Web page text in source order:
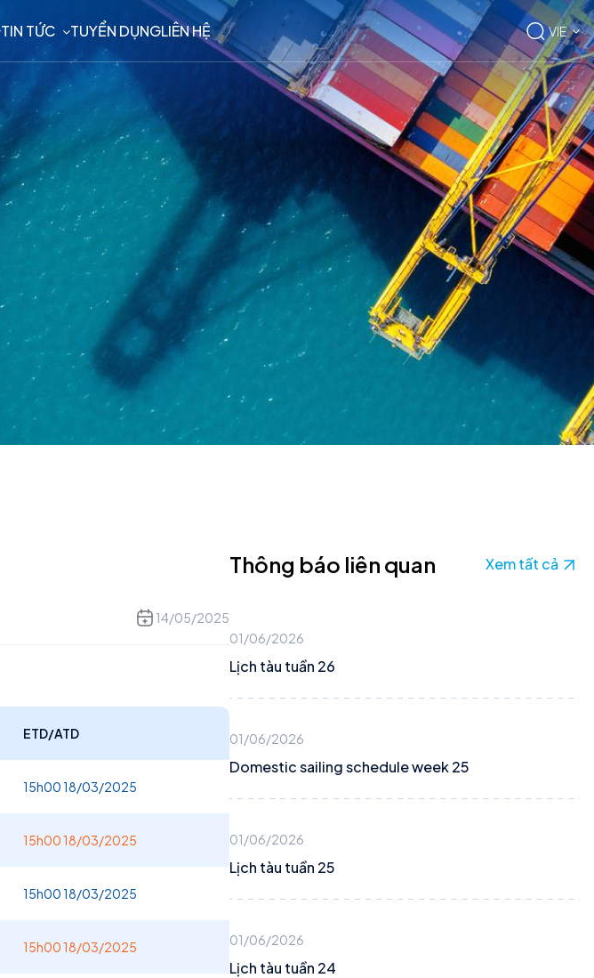
TIN TỨC TUYỂN DỤNGLIÊN HỆ VIE
14/05/2025
ETD/ATD
15h00 18/03/2025
15h00 18/03/2025
15h00 18/03/2025
15h00 18/03/2025
Thông báo liên quan Xem tất cả
01/06/2026
Lịch tàu tuần 26
01/06/2026
Domestic sailing schedule week 25
01/06/2026
Lịch tàu tuần 25
01/06/2026
Lịch tàu tuần 24